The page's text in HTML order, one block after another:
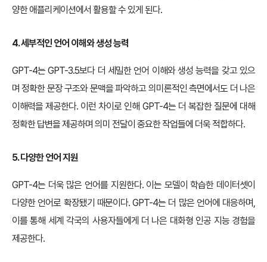
양한 애플리케이션에서 활용할 수 있게 된다.
4. 세부적인 언어 이해와 생성 능력
GPT-4는 GPT-3.5보다 더 세밀한 언어 이해와 생성 능력을 갖고 있으
며 정확한 문장 구조와 문맥을 파악하고 의미론적인 측면에서도 더 나은
이해력을 제공한다. 이런 차이로 인해 GPT-4는 더 복잡한 질문에 대해
정확한 답변을 제공하며 의미 전달이 중요한 작업들에 더욱 적합하다.
5. 다양한 언어 지원
GPT-4는 더욱 많은 언어를 지원한다. 이는 모델이 학습한 데이터셋이
다양한 언어로 확장됐기 때문이다. GPT-4는 더 많은 언어에 대응하며,
이를 통해 세계 각국의 사용자들에게 더 나은 대화형 인공 지능 경험을
제공한다.